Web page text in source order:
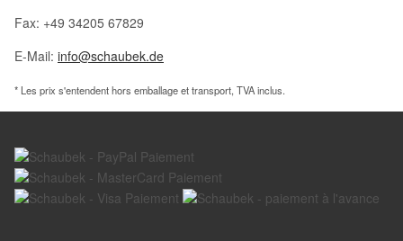
Fax: +49 34205 67829
E-Mail: info@schaubek.de
* Les prix s'entendent hors emballage et transport, TVA inclus.